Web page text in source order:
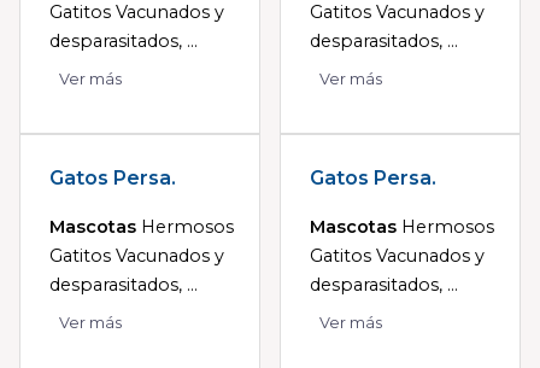
Gatitos Vacunados y
desparasitados, ...
Ver más
Gatitos Vacunados y
desparasitados, ...
Ver más
Gatos Persa.
Mascotas Hermosos
Gatitos Vacunados y
desparasitados, ...
Ver más
Gatos Persa.
Mascotas Hermosos
Gatitos Vacunados y
desparasitados, ...
Ver más